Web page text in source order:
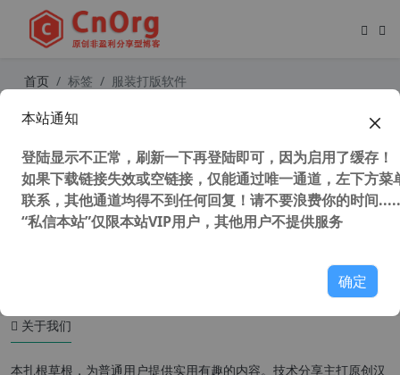
首页 标签 服装打版软件
关于我们
本扎根草根，为普通用户提供实用有趣的内容。技术分享主打原创汉
本站通知
登陆显示不正常，刷新一下再登陆即可，因为启用了缓存！
如果下载链接失效或空链接，仅能通过唯一通道，左下方菜
联系，其他通道均得不到任何回复！请不要浪费你的时间
“私信本站”仅限本站VIP用户，其他用户不提供服务
确定